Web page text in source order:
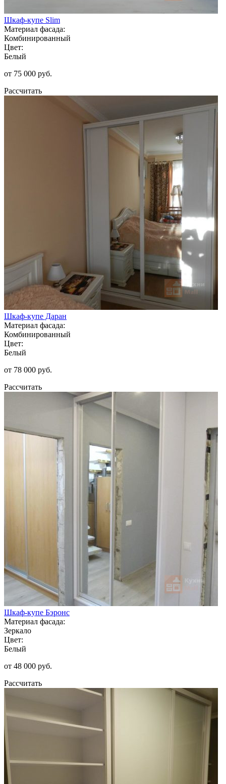
Шкаф-купе Slim
Материал фасада:
Комбинированный
Цвет:
Белый
от 75 000 руб.
Рассчитать
Шкаф-купе Даран
Материал фасада:
Комбинированный
Цвет:
Белый
от 78 000 руб.
Рассчитать
Шкаф-купе Бэронс
Материал фасада:
Зеркало
Цвет:
Белый
от 48 000 руб.
Рассчитать